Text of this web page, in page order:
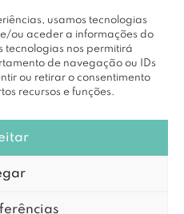
usamos tecnologias
ou aceder a informações do
tecnologias nos permitirá
de navegação ou IDs
ou retirar o consentimento
recursos e funções.
Lda. Todos os Direitos